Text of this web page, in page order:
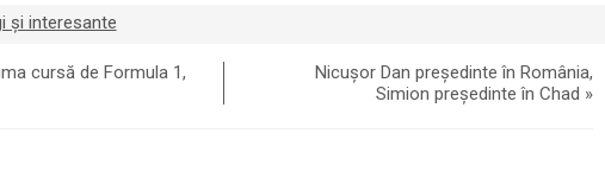
și interesante
cursă de Formula 1,
Nicușor Dan președinte în România,
Simion președinte în Chad »